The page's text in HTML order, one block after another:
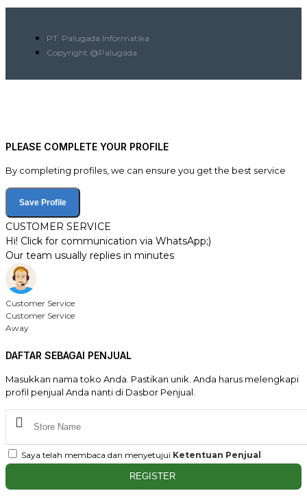
PT. Palugada Informatika
Copyright @Palugada
PLEASE COMPLETE YOUR PROFILE
By completing profiles, we can ensure you get the best service
Save Profile
CUSTOMER SERVICE
Hi! Click for communication via WhatsApp;)
Our team usually replies in minutes
Customer Service
Customer Service
Away
DAFTAR SEBAGAI PENJUAL
Masukkan nama toko Anda. Pastikan unik. Anda harus melengkapi
profil penjual Anda nanti di Dasbor Penjual.
Saya telah membaca dan menyetujui Ketentuan Penjual
REGISTER